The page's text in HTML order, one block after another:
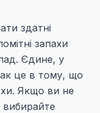
здатні
запахи
Єдине, у
це в тому, що
Якщо ви не